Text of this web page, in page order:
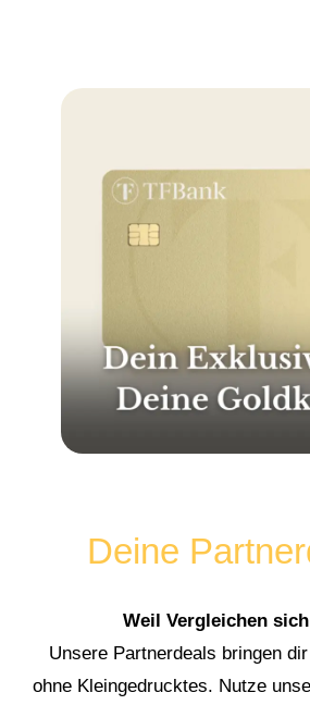
Deine
Weil Vergleichen
Unsere Partnerdeals bringen
ohne Kleingedrucktes. Nutze